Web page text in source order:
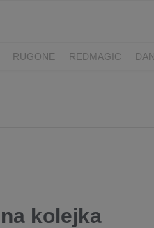
RUGONE REDMAGIC
kolejka